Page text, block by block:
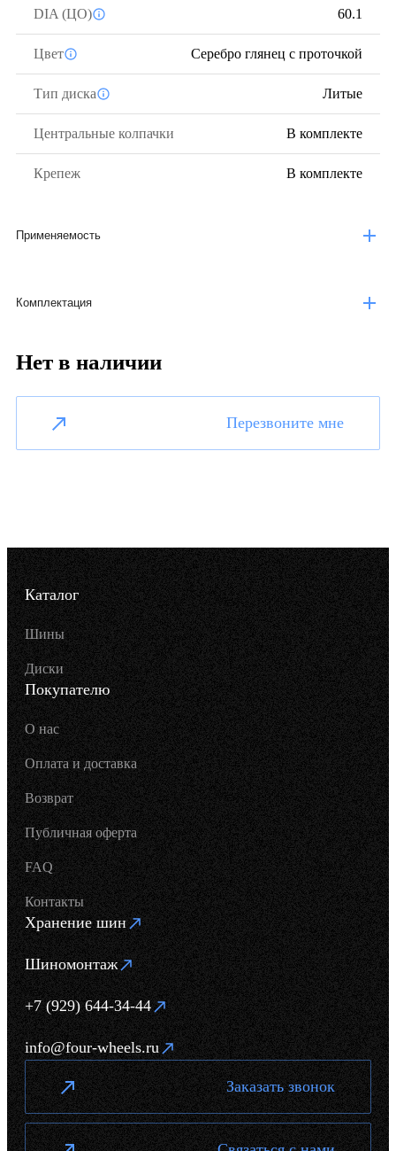
DIA (ЦО) 60.1
Цвет Серебро глянец с проточкой
Тип диска Литые
Центральные колпачки В комплекте
Крепеж В комплекте
Применяемость
Комплектация
Нет в наличии
Перезвоните мне
Каталог
Шины
Диски
Покупателю
О нас
Оплата и доставка
Возврат
Публичная оферта
FAQ
Контакты
Хранение шин
Шиномонтаж
+7 (929) 644-34-44
info@four-wheels.ru
Заказать звонок